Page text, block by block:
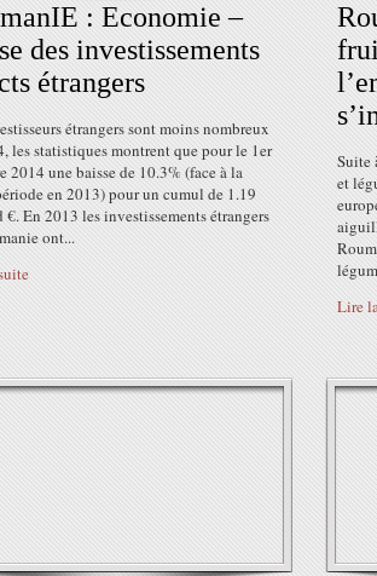
: Economie –
des investissements
étrangers
étrangers sont moins nombreux
les statistiques montrent que pour le 1er
2014 une baisse de 10.3% (face à la
en 2013) pour un cumul de 1.19
En 2013 les investissements étrangers
ont...
Suite
et
Lire